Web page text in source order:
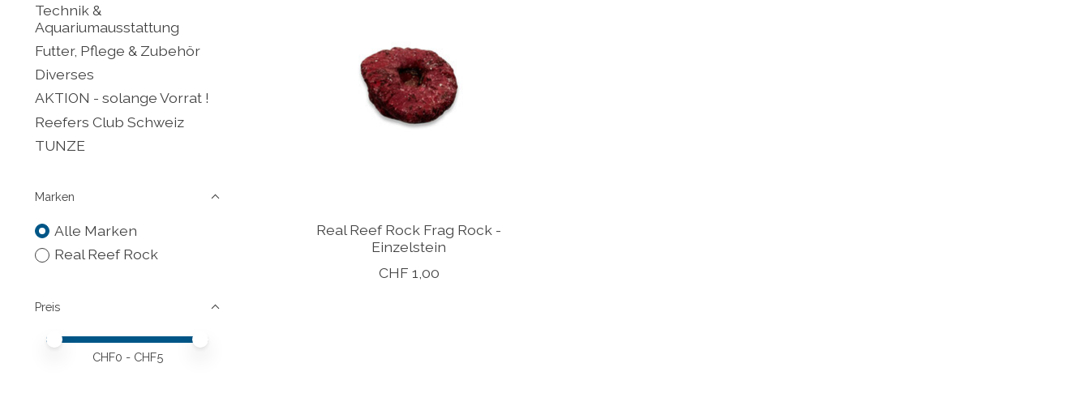
Technik &
Aquariumausstattung
Futter, Pflege & Zubehör
Diverses
AKTION - solange Vorrat !
Reefers Club Schweiz
TUNZE
Marken
Alle Marken
Real Reef Rock
Preis
Preis – Mindestwert
Price maximum value
CHF0 - CHF5
Real Reef Rock Frag Rock -
Einzelstein
CHF 1,00